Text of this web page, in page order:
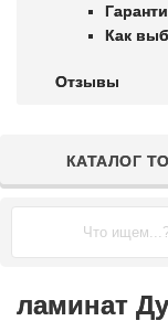
Как
Отзывы
КАТАЛОГ
Каталог
ламинат